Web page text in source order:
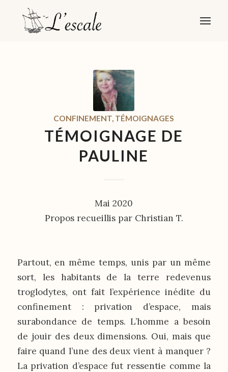
CONFINEMENT, TÉMOIGNAGES
TÉMOIGNAGE DE
PAULINE
Mai 2020
Propos recueillis par Christian T.
Partout, en même temps, unis par un même
sort, les habitants de la terre redevenus
troglodytes, ont fait l’expérience inédite du
confinement : privation d’espace, mais
surabondance de temps. L’homme a besoin
de jouir des deux dimensions. Oui, mais que
faire quand l’une des deux vient à manquer ?
La privation d’espace fut ressentie comme la